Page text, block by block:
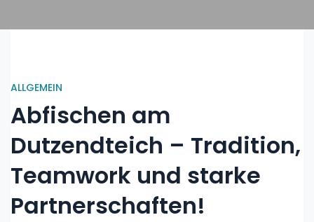
ALLGEMEIN
Abfischen am
Dutzendteich – Tradition,
Teamwork und starke
Partnerschaften!